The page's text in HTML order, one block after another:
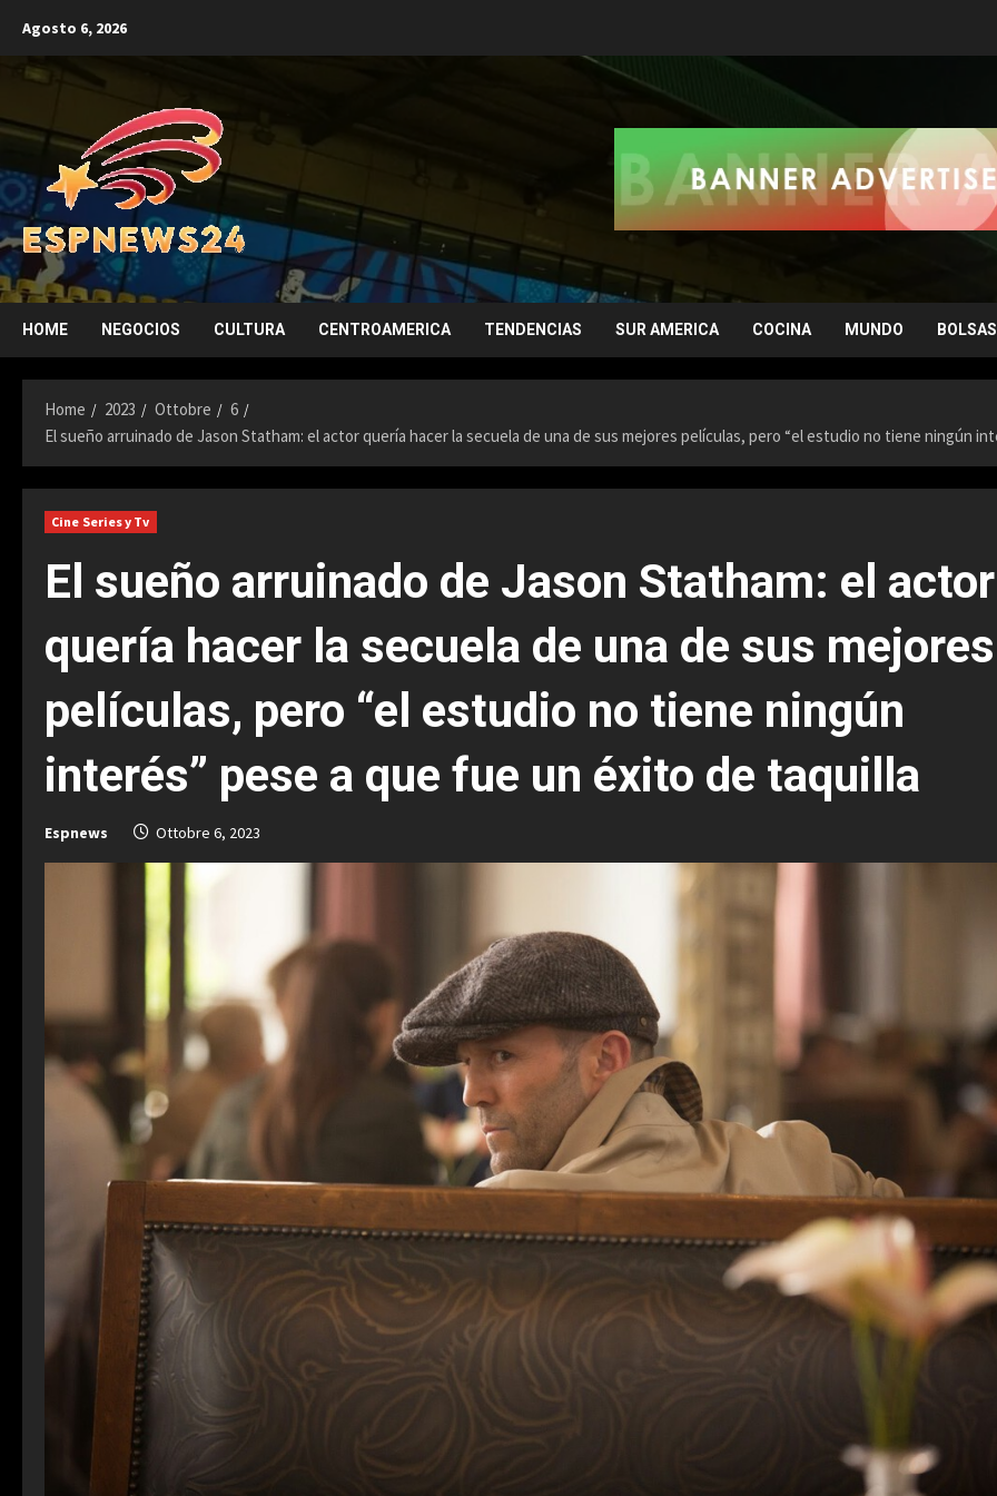
content
Agosto 6, 2026
HOME NEGOCIOS CULTURA CENTROAMERICA TENDENCIAS SUR AMERICA COCINA MUNDO
Home 2023 Ottobre
6
El sueño arruinado de Jason Statham: el actor quería hacer la secuela de una de sus mejores películas, pero “el estudio no tiene ningún
Cine Series y Tv
El sueño arruinado de Jason Statham: el actor
quería hacer la secuela de una de sus mejores
películas, pero “el estudio no tiene ningún
interés” pese a que fue un éxito de taquilla
Espnews Ottobre 6, 2023